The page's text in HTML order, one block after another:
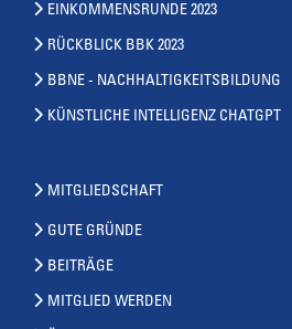
EINKOMMENSRUNDE 2023
RÜCKBLICK BBK 2023
BBNE - NACHHALTIGKEITSBILDUNG
KÜNSTLICHE INTELLIGENZ CHATGPT
MITGLIEDSCHAFT
GUTE GRÜNDE
BEITRÄGE
MITGLIED WERDEN